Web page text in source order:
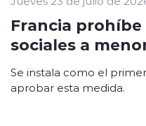
Francia
sociales a
Se instala como el
aprobar esta medida.